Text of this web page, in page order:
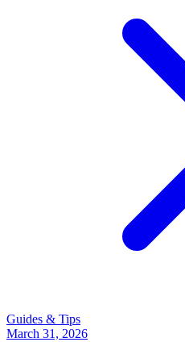
Guides & Tips
March 31, 2026